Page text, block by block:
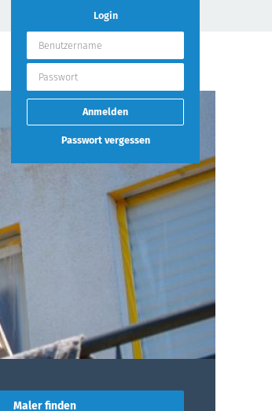
Login
Passwort vergessen